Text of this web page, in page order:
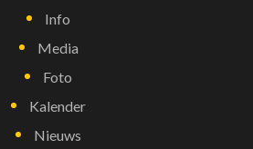
Info
Media
Foto
Kalender
Nieuws